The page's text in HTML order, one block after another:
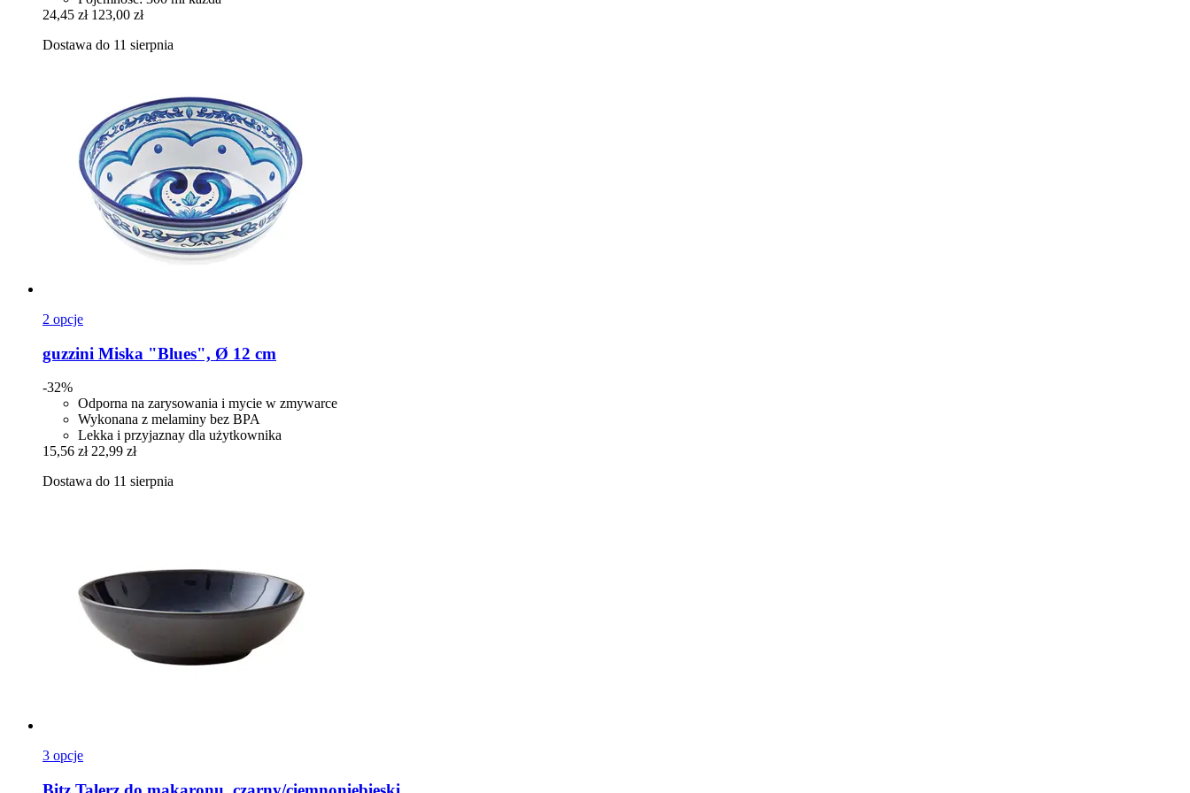
24,45 zł 123,00 zł
Dostawa do 11 sierpnia
2 opcje
guzzini Miska "Blues", Ø 12 cm
-32%
Odporna na zarysowania i mycie w zmywarce
Wykonana z melaminy bez BPA
Lekka i przyjaznay dla użytkownika
15,56 zł 22,99 zł
Dostawa do 11 sierpnia
3 opcje